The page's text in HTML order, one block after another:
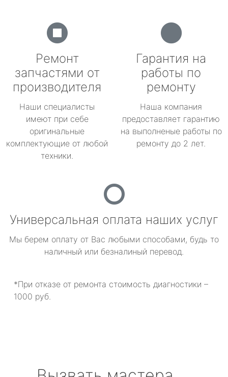
Ремонт
запчастями от
производителя
Наши специалисты
имеют при себе
оригинальные
комплектующие от любой
техники.
Гарантия на
работы по
ремонту
Наша компания
предоставляет гарантию
на выполненые работы по
ремонту до 2 лет.
Универсальная оплата наших услуг
Мы берем оплату от Вас любыми способами, будь то
наличный или безналиный перевод.
*При отказе от ремонта стоимость диагностики –
1000 руб.